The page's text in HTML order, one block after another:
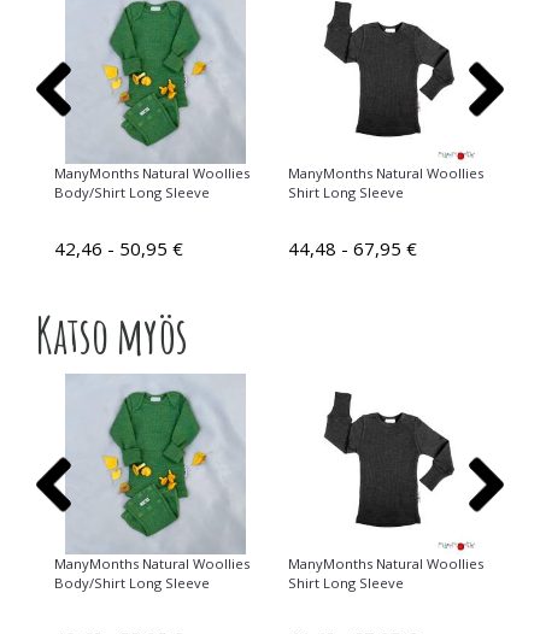
ManyMonths Natural Woollies
Body/Shirt Long Sleeve
42,46 - 50,95 €
ManyMonths Natural Woollies
Shirt Long Sleeve
44,48 - 67,95 €
Katso myös
ManyMonths Natural Woollies
Body/Shirt Long Sleeve
ManyMonths Natural Woollies
Shirt Long Sleeve